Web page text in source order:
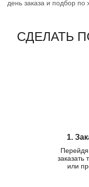
день заказа и подбор по
СДЕЛАТЬ
1.
Перейдя
заказать
или